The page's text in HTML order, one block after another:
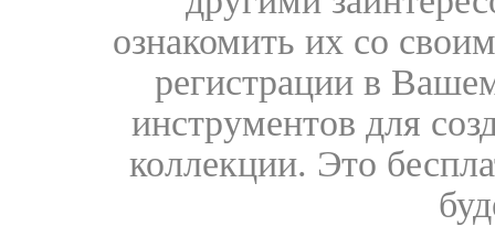
ознакомить их со
регистрации в
инструментов для
коллекции. Это